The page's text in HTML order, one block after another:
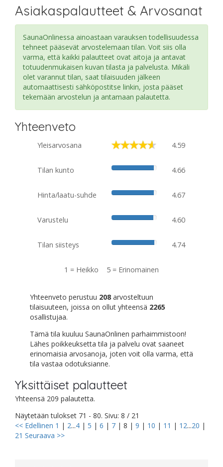
Asiakaspalautteet & Arvosanat
SaunaOnlinessa ainoastaan varauksen todellisuudessa
tehneet pääsevät arvostelemaan tilan. Voit siis olla
varma, että kaikki palautteet ovat aitoja ja antavat
totuudenmukaisen kuvan tilasta ja palvelusta. Mikäli
olet varannut tilan, saat tilaisuuden jälkeen
automaattisesti sähköpostitse linkin, josta pääset
tekemään arvostelun ja antamaan palautetta.
Yhteenveto
Yleisarvosana 4.59
Tilan kunto 4.66
Hinta/laatu-suhde 4.67
Varustelu 4.60
Tilan siisteys 4.74
1 = Heikko 5 = Erinomainen
Yhteenveto perustuu 208 arvosteltuun
tilaisuuteen, joissa on ollut yhteensä 2265
osallistujaa.
Tämä tila kuuluu SaunaOnlinen parhaimmistoon!
Lähes poikkeuksetta tila ja palvelu ovat saaneet
erinomaisia arvosanoja, joten voit olla varma, että
tila vastaa odotuksianne.
Yksittäiset palautteet
Yhteensä 209 palautetta.
Näytetään tulokset 71 - 80. Sivu: 8 / 21
<< Edellinen 1 | 2...4 | 5 | 6 | 7 | 8 | 9 | 10 | 11 | 12...20 |
21 Seuraava >>